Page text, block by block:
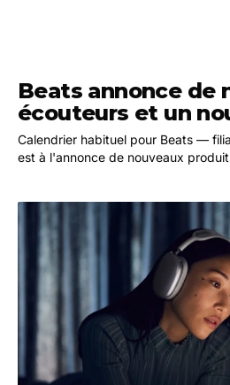
Beats annonce de
écouteurs et un
Calendrier habituel pour Beats —
est à l'annonce de nouveaux